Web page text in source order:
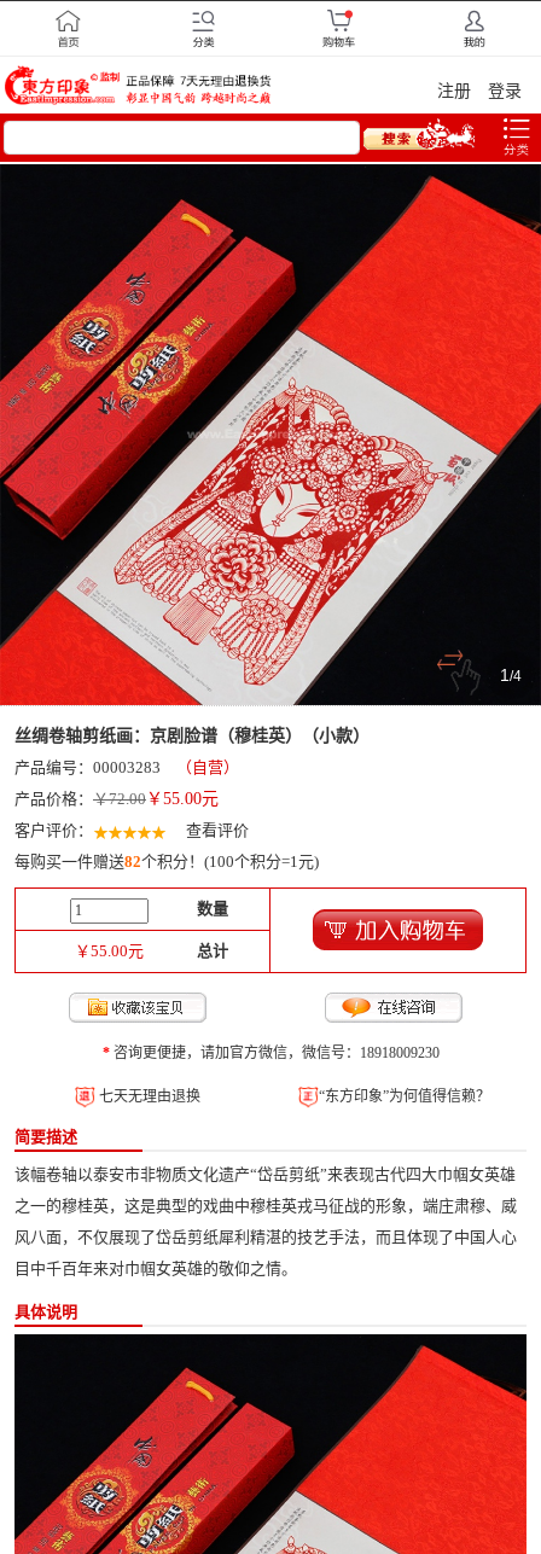
注册 登录
1 /4
丝绸卷轴剪纸画：京剧脸谱（穆桂英）（小款）
产品编号：00003283
（自营）
产品价格： ￥72.00 ￥ 55.00元
客户评价：
查看评价
每购买一件赠送82个积分！(100个积分=1元)
数量
￥55.00元 总计
*咨询更便捷，请加官方微信，微信号：18918009230
七天无理由退换 “东方印象”为何值得信赖？
简要描述
该幅卷轴以泰安市非物质文化遗产“岱岳剪纸”来表现古代四大巾帼女英雄
之一的穆桂英，这是典型的戏曲中穆桂英戎马征战的形象，端庄肃穆、威
风八面，不仅展现了岱岳剪纸犀利精湛的技艺手法，而且体现了中国人心
目中千百年来对巾帼女英雄的敬仰之情。
具体说明